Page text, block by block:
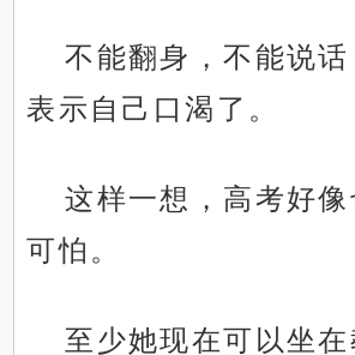
不能翻身，不能说
表示自己口渴了。
这样一想，高考好
可怕。
至少她现在可以坐